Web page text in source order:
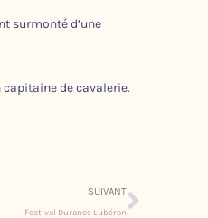
surmonté d’une
capitaine de cavalerie.
SUIVANT
Festival Durance Lubéron
Suivant